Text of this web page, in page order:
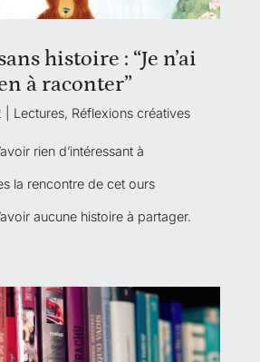
histoire : “Je n’ai
à raconter”
Lectures, Réflexions créatives
rien d’intéressant à
la rencontre de cet ours
aucune histoire à partager.